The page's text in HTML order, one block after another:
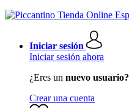
Iniciar sesión
Iniciar sesión ahora
¿Eres un nuevo usuario?
Crear una cuenta